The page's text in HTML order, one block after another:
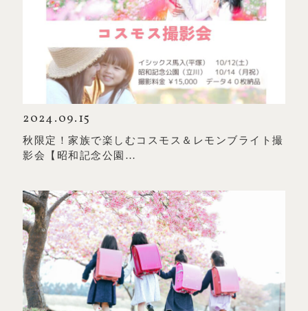
2024.09.15
秋限定！家族で楽しむコスモス＆レモンブライト撮
影会【昭和記念公園…